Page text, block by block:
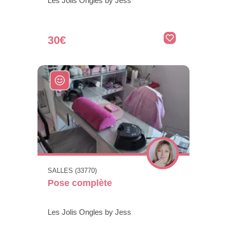
30€
SALLES (33770)
Pose complète
Les Jolis Ongles by Jess